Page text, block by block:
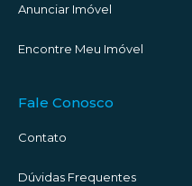
Anunciar Imóvel
Encontre Meu Imóvel
Fale Conosco
Contato
Dúvidas Frequentes